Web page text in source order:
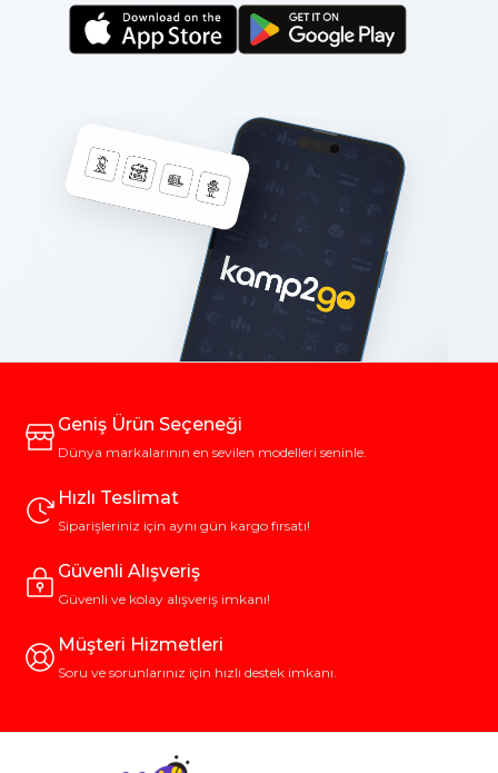
Geniş Ürün Seçeneği
Dünya markalarının en sevilen modelleri seninle.
Hızlı Teslimat
Siparişleriniz için aynı gün kargo fırsatı!
Güvenli Alışveriş
Güvenli ve kolay alışveriş imkanı!
Müşteri Hizmetleri
Soru ve sorunlarınız için hızlı destek imkanı.